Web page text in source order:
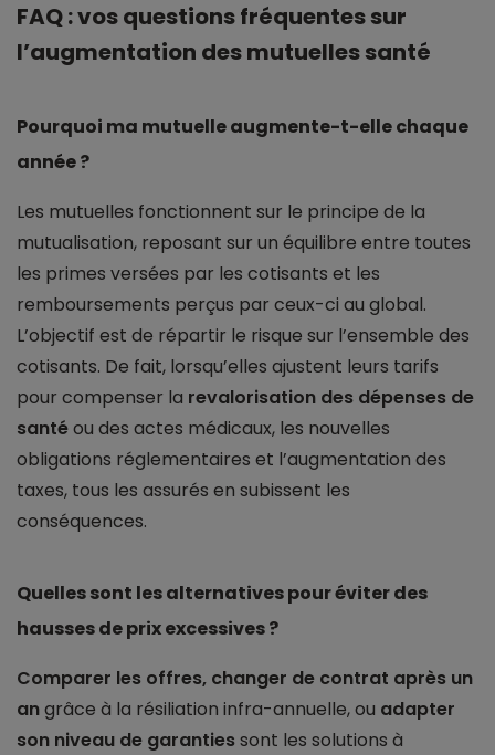
FAQ : vos questions fréquentes sur
l’augmentation des mutuelles santé
Pourquoi ma mutuelle augmente-t-elle chaque
année ?
Les mutuelles fonctionnent sur le principe de la
mutualisation, reposant sur un équilibre entre toutes
les primes versées par les cotisants et les
remboursements perçus par ceux-ci au global.
L’objectif est de répartir le risque sur l’ensemble des
cotisants. De fait, lorsqu’elles ajustent leurs tarifs
pour compenser la revalorisation des dépenses de
santéou des actes médicaux, les nouvelles
obligations réglementaires et l’augmentation des
taxes, tous les assurés en subissent les
conséquences.
Quelles sont les alternatives pour éviter des
hausses de prix excessives ?
Comparer les offres, changer de contrat après un
angrâce à la résiliation infra-annuelle, ou adapter
son niveau de garantiessont les solutions à